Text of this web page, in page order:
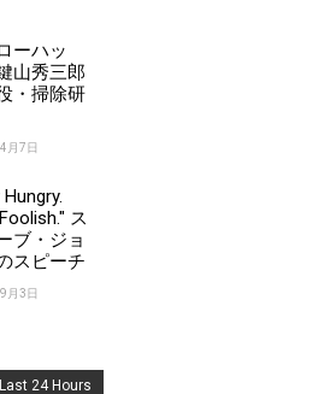
ーハッ
山秀三郎
・掃除研
月7日
ス
ブ・ジョ
スピーチ
月3日
Last 24 Hours